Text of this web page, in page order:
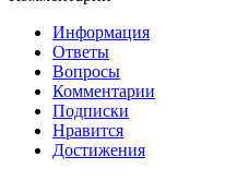
Информация
Ответы
Вопросы
Комментарии
Подписки
Нравится
Достижения